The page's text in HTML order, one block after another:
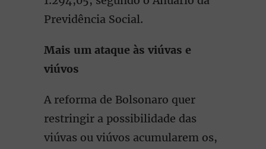
Previdência Social.
Mais um ataque às viúvas e
viúvos
A reforma de Bolsonaro quer
restringir a possibilidade das
viúvas ou viúvos acumularem os,